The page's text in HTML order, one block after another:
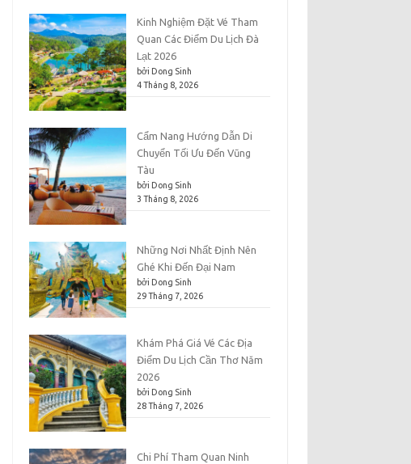
Kinh Nghiệm Đặt Vé Tham
Quan Các Điểm Du Lịch Đà
Lạt 2026
bởi Dong Sinh
4 Tháng 8, 2026
Cẩm Nang Hướng Dẫn Di
Chuyển Tối Ưu Đến Vũng
Tàu
bởi Dong Sinh
3 Tháng 8, 2026
Những Nơi Nhất Định Nên
Ghé Khi Đến Đại Nam
bởi Dong Sinh
29 Tháng 7, 2026
Khám Phá Giá Vé Các Địa
Điểm Du Lịch Cần Thơ Năm
2026
bởi Dong Sinh
28 Tháng 7, 2026
Chi Phí Tham Quan Ninh